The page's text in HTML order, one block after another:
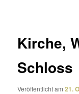
Kirche,
Schloss
Veröffentlicht am21.